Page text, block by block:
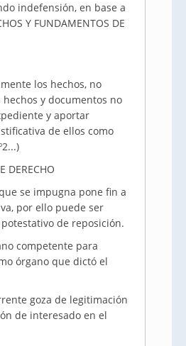
indefensión, en base a
Y FUNDAMENTOS DE
los hechos, no
y documentos no
y aportar
de ellos como
DERECHO
se impugna pone fin a
por ello puede ser
de reposición.
competente para
órgano que dictó el
goza de legitimación
de interesado en el